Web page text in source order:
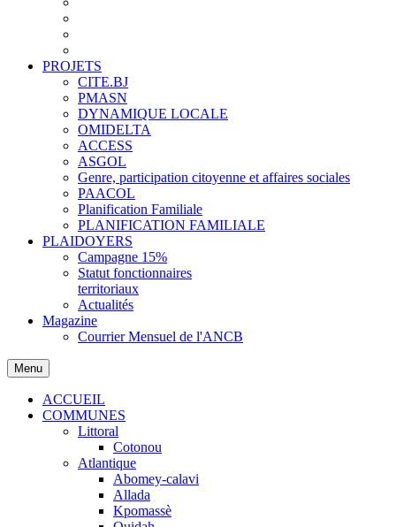
PROJETS
CITE.BJ
PMASN
DYNAMIQUE LOCALE
OMIDELTA
ACCESS
ASGOL
Genre, participation citoyenne et affaires sociales
PAACOL
Planification Familiale
PLANIFICATION FAMILIALE
PLAIDOYERS
Campagne 15%
Statut fonctionnaires
territoriaux
Actualités
Magazine
Courrier Mensuel de l'ANCB
Menu
ACCUEIL
COMMUNES
Littoral
Cotonou
Atlantique
Abomey-calavi
Allada
Kpomassè